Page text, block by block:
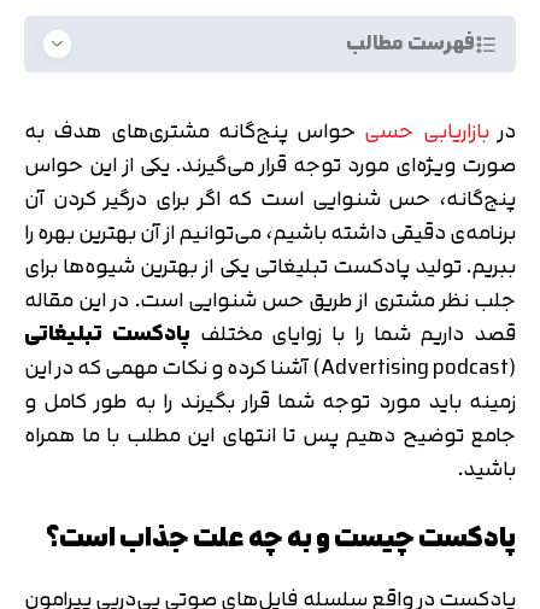
فهرست مطالب
دربازاریابی حسی حواس پنج‌گانه مشتری‌های هدف به
صورت ویژه‌ای مورد توجه قرار می‌گیرند. یکی از این حواس
پنج‌گانه، حس شنوایی است که اگر برای درگیر کردن آن
برنامه‌ی دقیقی داشته باشیم، می‌توانیم از آن بهترین بهره را
ببریم. تولید پادکست تبلیغاتی یکی از بهترین شیوه‌ها برای
جلب نظر مشتری از طریق حس شنوایی است. در این مقاله
قصد داریم شما را با زوایای مختلف پادکست تبلیغاتی
(Advertising podcast) آشنا کرده و نکات مهمی که در این
زمینه باید مورد توجه شما قرار بگیرند را به طور کامل و
جامع توضیح دهیم پس تا انتهای این مطلب با ما همراه
باشید.
پادکست چیست و به چه علت جذاب است؟
پادکست در واقع سلسله فایل‌های صوتی پی‌در‌پی پیرامون